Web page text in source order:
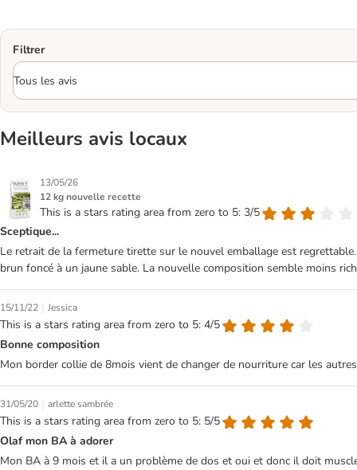
Filtrer
Meilleurs avis locaux
13/05/26
12 kg nouvelle recette
This is a stars rating area from zero to 5: 3/5
Sceptique...
Le retrait de la fermeture tirette sur le nouvel emballage est
brun foncé à un jaune sable. La nouvelle composition semble moins
15/11/22 | Jessica
This is a stars rating area from zero to 5: 4/5
Bonne composition
Mon border collie de 8mois vient de changer de nourriture car les
31/05/20 | arlette sambrée
This is a stars rating area from zero to 5: 5/5
Olaf mon BA à adorer
Mon BA à 9 mois et il a un problème de dos et oui et donc il doit